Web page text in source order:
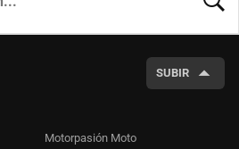
SUBIR
Motorpasión Moto